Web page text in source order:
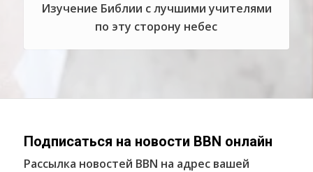
Изучение Библии с лучшими учителями
по эту сторону небес
Подписаться на новости BBN онлайн
Рассылка новостей BBN на адрес вашей